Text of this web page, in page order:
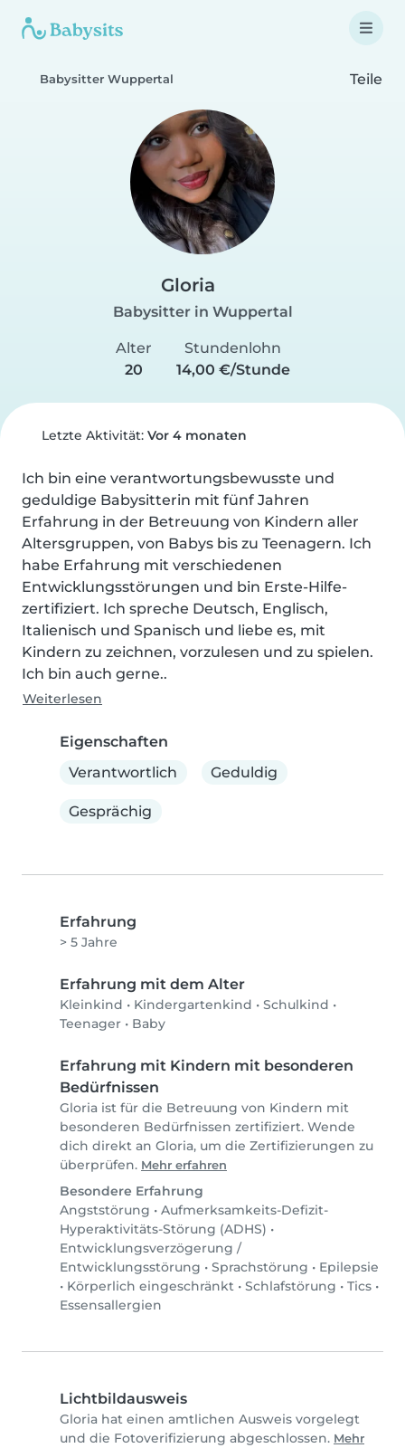
Babysitter Wuppertal Teile
Gloria
Babysitter in Wuppertal
Alter
20
Stundenlohn
14,00 €/Stunde
Letzte Aktivität: Vor 4 monaten
Ich bin eine verantwortungsbewusste und
geduldige Babysitterin mit fünf Jahren
Erfahrung in der Betreuung von Kindern aller
Altersgruppen, von Babys bis zu Teenagern. Ich
habe Erfahrung mit verschiedenen
Entwicklungsstörungen und bin Erste-Hilfe-
zertifiziert. Ich spreche Deutsch, Englisch,
Italienisch und Spanisch und liebe es, mit
Kindern zu zeichnen, vorzulesen und zu spielen.
Ich bin auch gerne..
Weiterlesen
Eigenschaften
Verantwortlich
Geduldig
Gesprächig
Erfahrung
> 5 Jahre
Erfahrung mit dem Alter
Kleinkind • Kindergartenkind • Schulkind •
Teenager • Baby
Erfahrung mit Kindern mit besonderen
Bedürfnissen
Gloria ist für die Betreuung von Kindern mit
besonderen Bedürfnissen zertifiziert. Wende
dich direkt an Gloria, um die Zertifizierungen zu
überprüfen. Mehr erfahren
Besondere Erfahrung
Angststörung • Aufmerksamkeits-Defizit-
Hyperaktivitäts-Störung (ADHS) •
Entwicklungsverzögerung /
Entwicklungsstörung • Sprachstörung • Epilepsie
• Körperlich eingeschränkt • Schlafstörung • Tics •
Essensallergien
Lichtbildausweis
Gloria hat einen amtlichen Ausweis vorgelegt
und die Fotoverifizierung abgeschlossen. Mehr